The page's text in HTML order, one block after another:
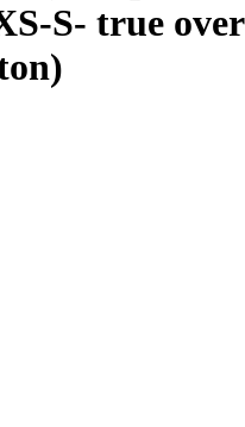
S- true over